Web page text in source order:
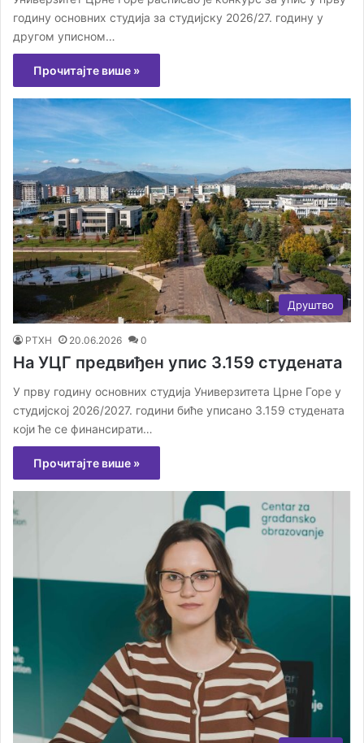
годину основних студија за студијску 2026/27. годину у
другом уписном…
Прочитајте више »
Друштво
РТХН 20.06.2026 0
На УЦГ предвиђен упис 3.159 студената
У прву годину основних студија Универзитета Црне Горе у
студијској 2026/2027. години биће уписано 3.159 студената
који ће се финансирати…
Прочитајте више »